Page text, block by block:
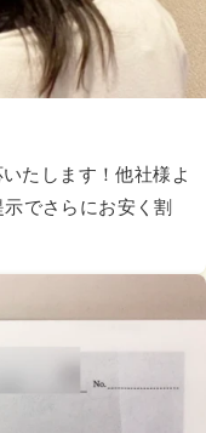
たします！他社様よ
でさらにお安く割